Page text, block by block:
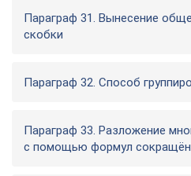
Параграф 31. Вынесение
скобки
Параграф 32. Способ
Параграф 33. Разложение
с помощью формул